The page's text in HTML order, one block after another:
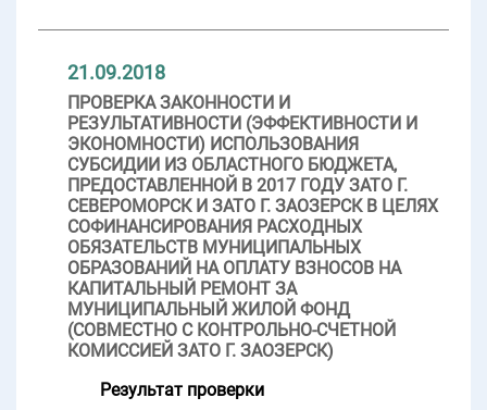
21.09.2018
ПРОВЕРКА ЗАКОННОСТИ И
РЕЗУЛЬТАТИВНОСТИ (ЭФФЕКТИВНОСТИ И
ЭКОНОМНОСТИ) ИСПОЛЬЗОВАНИЯ
СУБСИДИИ ИЗ ОБЛАСТНОГО БЮДЖЕТА,
ПРЕДОСТАВЛЕННОЙ В 2017 ГОДУ ЗАТО Г.
СЕВЕРОМОРСК И ЗАТО Г. ЗАОЗЕРСК В ЦЕЛЯХ
СОФИНАНСИРОВАНИЯ РАСХОДНЫХ
ОБЯЗАТЕЛЬСТВ МУНИЦИПАЛЬНЫХ
ОБРАЗОВАНИЙ НА ОПЛАТУ ВЗНОСОВ НА
КАПИТАЛЬНЫЙ РЕМОНТ ЗА
МУНИЦИПАЛЬНЫЙ ЖИЛОЙ ФОНД
(СОВМЕСТНО С КОНТРОЛЬНО-СЧЕТНОЙ
КОМИССИЕЙ ЗАТО Г. ЗАОЗЕРСК)
Результат проверки